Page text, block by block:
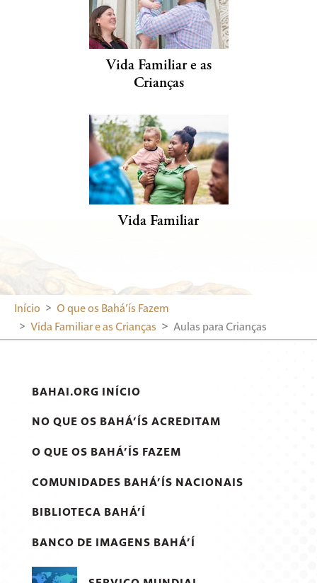
Vida Familiar e as
Crianças
Vida Familiar
Início
O que os Bahá’ís Fazem
Vida Familiar e as Crianças
Aulas para Crianças
BAHAI.ORG INÍCIO
NO QUE OS BAHÁ’ÍS ACREDITAM
O QUE OS BAHÁ’ÍS FAZEM
COMUNIDADES BAHÁ’ÍS NACIONAIS
BIBLIOTECA BAHÁ’Í
BANCO DE IMAGENS BAHÁ’Í